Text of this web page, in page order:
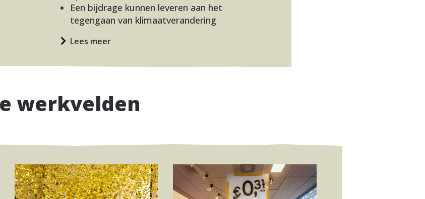
Een bijdrage kunnen leveren aan het
tegengaan van klimaatverandering
Lees meer
werkvelden